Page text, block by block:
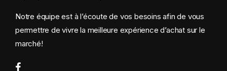
Notre équipe est à l’écoute de vos besoins afin de vous
permettre de vivre la meilleure expérience d’achat sur le
marché!